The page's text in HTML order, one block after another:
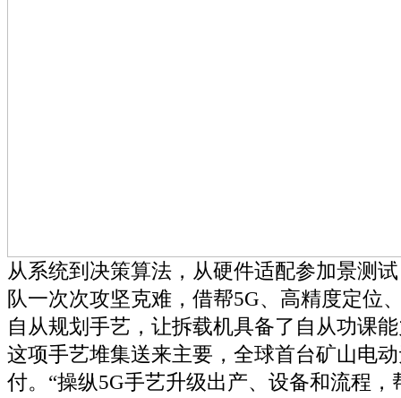
从系统到决策算法，从硬件适配参加景测
队一次次攻坚克难，借帮5G、高精度定位
自从规划手艺，让拆载机具备了自从功课
这项手艺堆集送来主要，全球首台矿山电
付。“操纵5G手艺升级出产、设备和流程，